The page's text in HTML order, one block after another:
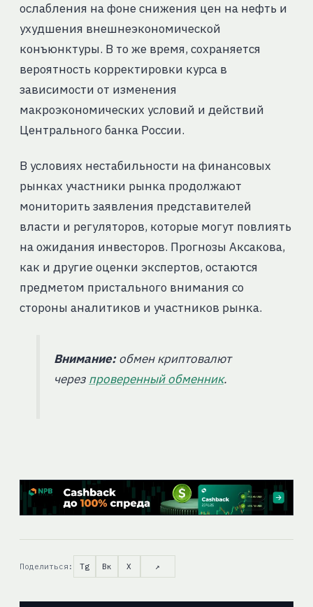
ослабления на фоне снижения цен на нефть и
ухудшения внешнеэкономической
конъюнктуры. В то же время, сохраняется
вероятность корректировки курса в
зависимости от изменения
макроэкономических условий и действий
Центрального банка России.
В условиях нестабильности на финансовых
рынках участники рынка продолжают
мониторить заявления представителей
власти и регуляторов, которые могут повлиять
на ожидания инвесторов. Прогнозы Аксакова,
как и другие оценки экспертов, остаются
предметом пристального внимания со
стороны аналитиков и участников рынка.
Внимание:обмен криптовалют
через проверенный обменник.
Поделиться: Tg Вк X ↗